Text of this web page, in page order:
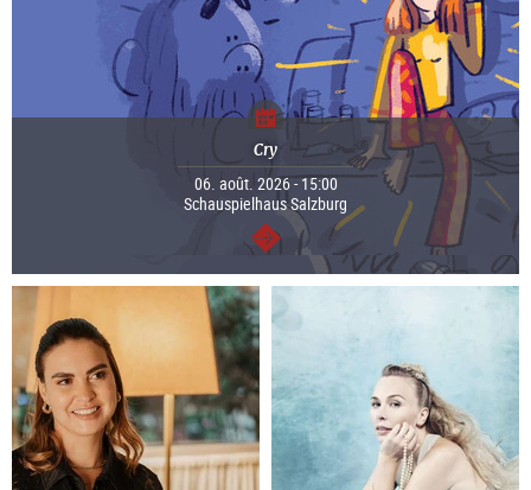
Cry
06. août. 2026 - 15:00
Schauspielhaus Salzburg
Continuer